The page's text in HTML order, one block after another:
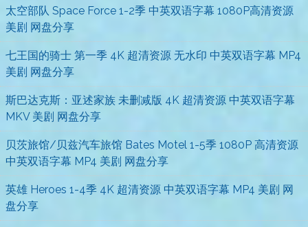
太空部队 Space Force 1-2季 中英双语字幕 1080P高清资源
美剧 网盘分享
七王国的骑士 第一季 4K 超清资源 无水印 中英双语字幕 MP4
美剧 网盘分享
斯巴达克斯：亚述家族 未删减版 4K 超清资源 中英双语字幕
MKV 美剧 网盘分享
贝茨旅馆/贝兹汽车旅馆 Bates Motel 1-5季 1080P 高清资源
中英双语字幕 MP4 美剧 网盘分享
英雄 Heroes 1-4季 4K 超清资源 中英双语字幕 MP4 美剧 网
盘分享